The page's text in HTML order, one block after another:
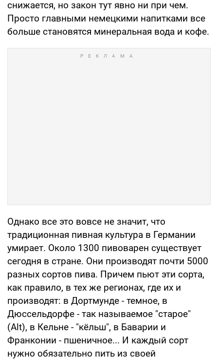
снижается, но закон тут явно ни при чем.
Просто главными немецкими напитками все
больше становятся минеральная вода и кофе.
Однако все это вовсе не значит, что
традиционная пивная культура в Германии
умирает. Около 1300 пивоварен существует
сегодня в стране. Они производят почти 5000
разных сортов пива. Причем пьют эти сорта,
как правило, в тех же регионах, где их и
производят: в Дортмунде - темное, в
Дюссельдорфе - так называемое "старое"
(Alt), в Кельне - "кёльш", в Баварии и
Франконии - пшеничное... И каждый сорт
нужно обязательно пить из своей